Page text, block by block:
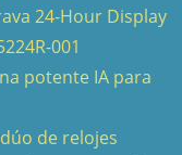
24-Hour Display
001
potente IA para
de relojes